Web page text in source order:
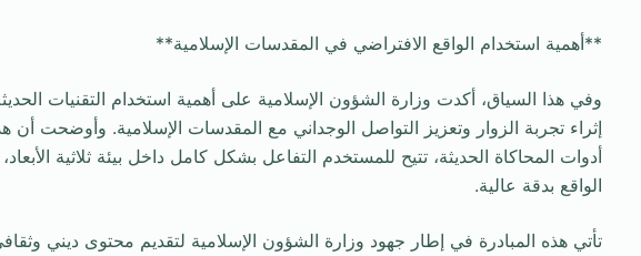
**أهمية استخدام الواقع الافتراضي في المقدسات الإسلامية**
وفي هذا السياق، أكدت وزارة الشؤون الإسلامية على أهمية استخدام التقنيات
إثراء تجربة الزوار وتعزيز التواصل الوجداني مع المقدسات الإسلامية. وأوضحت أن
أدوات المحاكاة الحديثة، تتيح للمستخدم التفاعل بشكل كامل داخل بيئة ثلاثية
الواقع بدقة عالية.
تأتي هذه المبادرة في إطار جهود وزارة الشؤون الإسلامية لتقديم محتوى ديني